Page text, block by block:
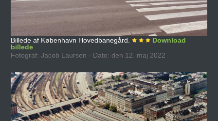
Billede af København Hovedbanegård.
Download
billede
Fotograf: Jacob Laursen - Dato: den 12. maj 2022